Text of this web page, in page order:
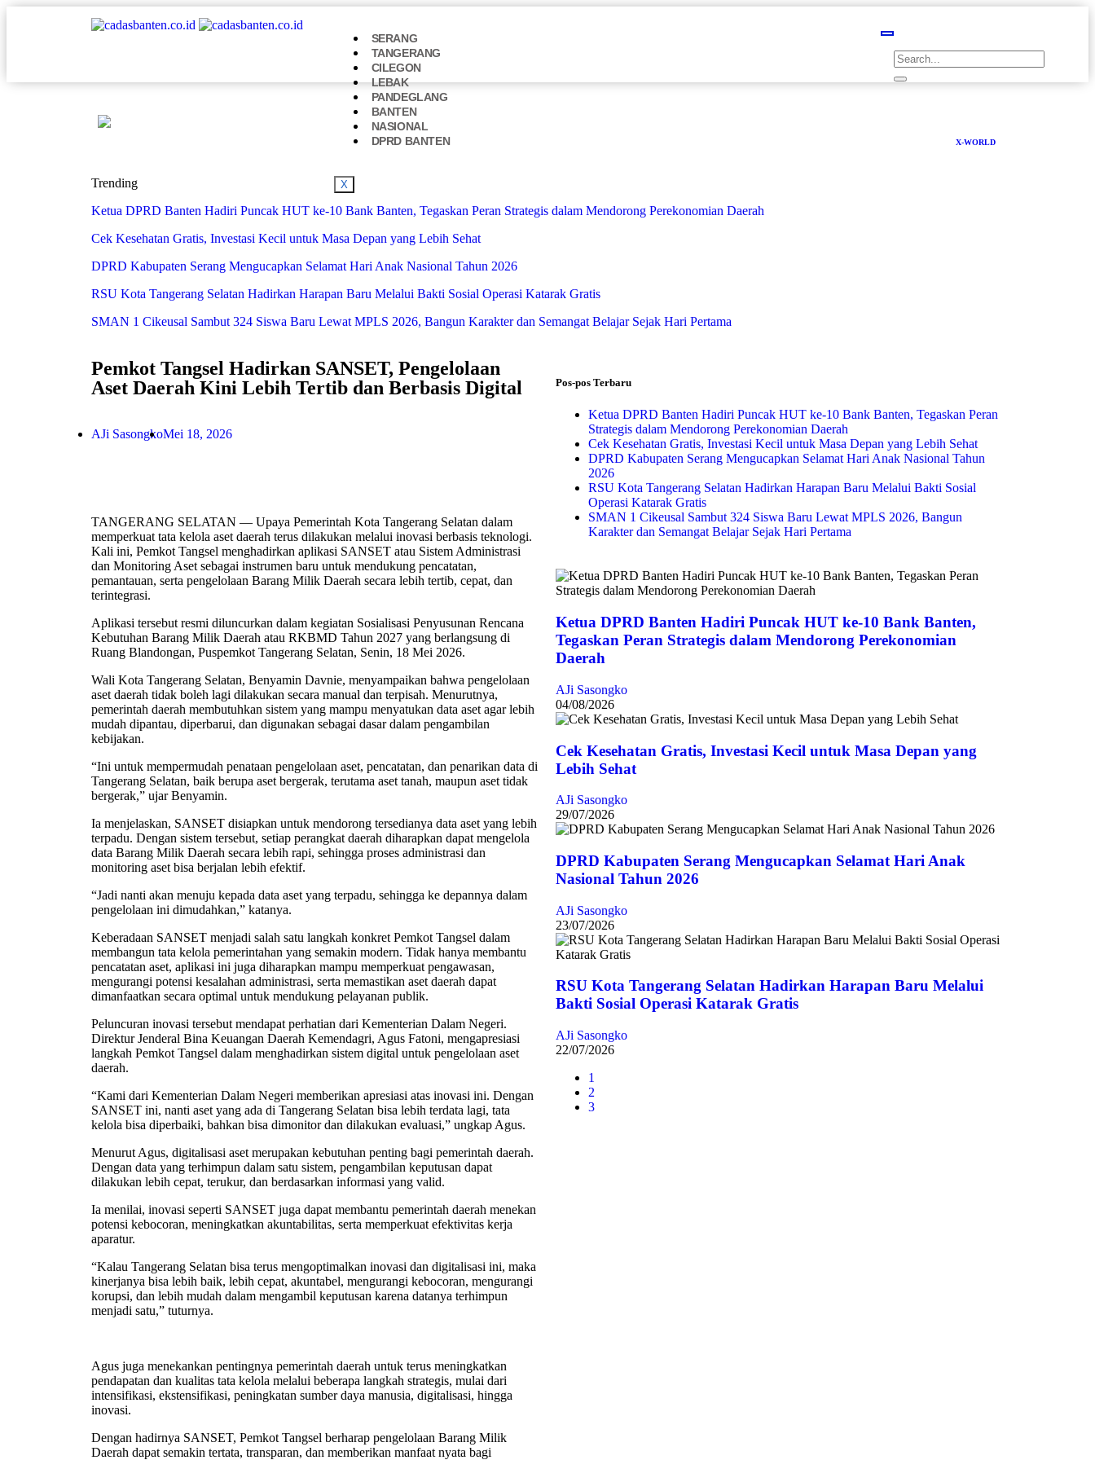
SERANG
TANGERANG
CILEGON
LEBAK
PANDEGLANG
BANTEN
NASIONAL
DPRD BANTEN
X
X-WORLD
Trending
Ketua DPRD Banten Hadiri Puncak HUT ke-10 Bank Banten, Tegaskan Peran Strategis dalam Mendorong Perekonomian Daerah
Cek Kesehatan Gratis, Investasi Kecil untuk Masa Depan yang Lebih Sehat
DPRD Kabupaten Serang Mengucapkan Selamat Hari Anak Nasional Tahun 2026
RSU Kota Tangerang Selatan Hadirkan Harapan Baru Melalui Bakti Sosial Operasi Katarak Gratis
SMAN 1 Cikeusal Sambut 324 Siswa Baru Lewat MPLS 2026, Bangun Karakter dan Semangat Belajar Sejak Hari Pertama
Pemkot Tangsel Hadirkan SANSET, Pengelolaan
Aset Daerah Kini Lebih Tertib dan Berbasis Digital
AJi SasongkoMei 18, 2026
TANGERANG SELATAN — Upaya Pemerintah Kota Tangerang Selatan dalam
memperkuat tata kelola aset daerah terus dilakukan melalui inovasi berbasis teknologi.
Kali ini, Pemkot Tangsel menghadirkan aplikasi SANSET atau Sistem Administrasi
dan Monitoring Aset sebagai instrumen baru untuk mendukung pencatatan,
pemantauan, serta pengelolaan Barang Milik Daerah secara lebih tertib, cepat, dan
terintegrasi.
Aplikasi tersebut resmi diluncurkan dalam kegiatan Sosialisasi Penyusunan Rencana
Kebutuhan Barang Milik Daerah atau RKBMD Tahun 2027 yang berlangsung di
Ruang Blandongan, Puspemkot Tangerang Selatan, Senin, 18 Mei 2026.
Wali Kota Tangerang Selatan, Benyamin Davnie, menyampaikan bahwa pengelolaan
aset daerah tidak boleh lagi dilakukan secara manual dan terpisah. Menurutnya,
pemerintah daerah membutuhkan sistem yang mampu menyatukan data aset agar lebih
mudah dipantau, diperbarui, dan digunakan sebagai dasar dalam pengambilan
kebijakan.
“Ini untuk mempermudah penataan pengelolaan aset, pencatatan, dan penarikan data di
Tangerang Selatan, baik berupa aset bergerak, terutama aset tanah, maupun aset tidak
bergerak,” ujar Benyamin.
Ia menjelaskan, SANSET disiapkan untuk mendorong tersedianya data aset yang lebih
terpadu. Dengan sistem tersebut, setiap perangkat daerah diharapkan dapat mengelola
data Barang Milik Daerah secara lebih rapi, sehingga proses administrasi dan
monitoring aset bisa berjalan lebih efektif.
“Jadi nanti akan menuju kepada data aset yang terpadu, sehingga ke depannya dalam
pengelolaan ini dimudahkan,” katanya.
Keberadaan SANSET menjadi salah satu langkah konkret Pemkot Tangsel dalam
membangun tata kelola pemerintahan yang semakin modern. Tidak hanya membantu
pencatatan aset, aplikasi ini juga diharapkan mampu memperkuat pengawasan,
mengurangi potensi kesalahan administrasi, serta memastikan aset daerah dapat
dimanfaatkan secara optimal untuk mendukung pelayanan publik.
Peluncuran inovasi tersebut mendapat perhatian dari Kementerian Dalam Negeri.
Direktur Jenderal Bina Keuangan Daerah Kemendagri, Agus Fatoni, mengapresiasi
langkah Pemkot Tangsel dalam menghadirkan sistem digital untuk pengelolaan aset
daerah.
“Kami dari Kementerian Dalam Negeri memberikan apresiasi atas inovasi ini. Dengan
SANSET ini, nanti aset yang ada di Tangerang Selatan bisa lebih terdata lagi, tata
kelola bisa diperbaiki, bahkan bisa dimonitor dan dilakukan evaluasi,” ungkap Agus.
Menurut Agus, digitalisasi aset merupakan kebutuhan penting bagi pemerintah daerah.
Dengan data yang terhimpun dalam satu sistem, pengambilan keputusan dapat
dilakukan lebih cepat, terukur, dan berdasarkan informasi yang valid.
Ia menilai, inovasi seperti SANSET juga dapat membantu pemerintah daerah menekan
potensi kebocoran, meningkatkan akuntabilitas, serta memperkuat efektivitas kerja
aparatur.
“Kalau Tangerang Selatan bisa terus mengoptimalkan inovasi dan digitalisasi ini, maka
kinerjanya bisa lebih baik, lebih cepat, akuntabel, mengurangi kebocoran, mengurangi
korupsi, dan lebih mudah dalam mengambil keputusan karena datanya terhimpun
menjadi satu,” tuturnya.
Agus juga menekankan pentingnya pemerintah daerah untuk terus meningkatkan
pendapatan dan kualitas tata kelola melalui beberapa langkah strategis, mulai dari
intensifikasi, ekstensifikasi, peningkatan sumber daya manusia, digitalisasi, hingga
inovasi.
Dengan hadirnya SANSET, Pemkot Tangsel berharap pengelolaan Barang Milik
Daerah dapat semakin tertata, transparan, dan memberikan manfaat nyata bagi
Pos-pos Terbaru
Ketua DPRD Banten Hadiri Puncak HUT ke-10 Bank Banten, Tegaskan Peran
Strategis dalam Mendorong Perekonomian Daerah
Cek Kesehatan Gratis, Investasi Kecil untuk Masa Depan yang Lebih Sehat
DPRD Kabupaten Serang Mengucapkan Selamat Hari Anak Nasional Tahun
2026
RSU Kota Tangerang Selatan Hadirkan Harapan Baru Melalui Bakti Sosial
Operasi Katarak Gratis
SMAN 1 Cikeusal Sambut 324 Siswa Baru Lewat MPLS 2026, Bangun
Karakter dan Semangat Belajar Sejak Hari Pertama
Ketua DPRD Banten Hadiri Puncak HUT ke-10 Bank Banten,
Tegaskan Peran Strategis dalam Mendorong Perekonomian
Daerah
AJi Sasongko
04/08/2026
Cek Kesehatan Gratis, Investasi Kecil untuk Masa Depan yang
Lebih Sehat
AJi Sasongko
29/07/2026
DPRD Kabupaten Serang Mengucapkan Selamat Hari Anak
Nasional Tahun 2026
AJi Sasongko
23/07/2026
RSU Kota Tangerang Selatan Hadirkan Harapan Baru Melalui
Bakti Sosial Operasi Katarak Gratis
AJi Sasongko
22/07/2026
1
2
3